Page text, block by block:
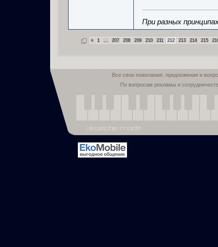
При разных
« 1 ... 207 208 209 210 211 212 213 214 215
Все свои пожелания, предложения и
По вопросам рекламы и